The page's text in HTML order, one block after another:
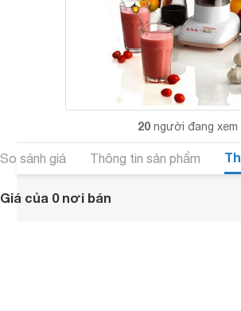
20 người đang xem
So sánh giá Thông tin sản phẩm
Giá của 0 nơi bán